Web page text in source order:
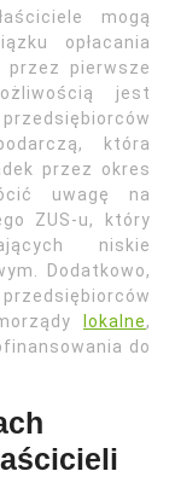
mogą
opłacania
przez pierwsze
jest
która
przez okres
uwagę na
ZUS-u, który
niskie
Dodatkowo,
lokalne,
do